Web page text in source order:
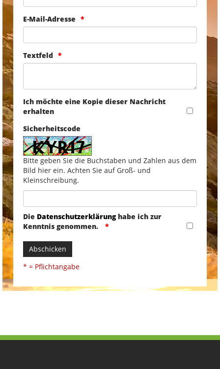
E-Mail-Adresse
Textfeld
Ich möchte eine Kopie dieser Nachricht
erhalten
Sicherheitscode
Bitte geben Sie die Buchstaben und Zahlen aus dem
Bild hier ein. Achten Sie auf Groß- und
Kleinschreibung.
Die Datenschutzerklärunghabe ich zur
Kenntnis genommen.
Abschicken
* = Pflichtangabe